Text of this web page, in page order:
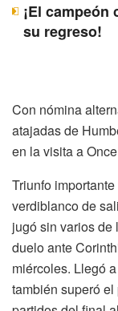
¡El
su regreso!
Con nómina
atajadas de
en la visita a
Triunfo
verdiblanco de
jugó sin varios de
duelo ante
miércoles. Llegó
también superó